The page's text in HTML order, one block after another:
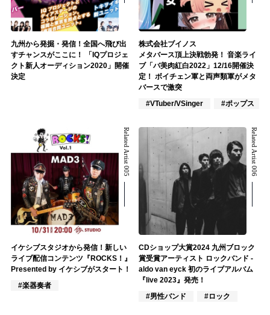
九州から発掘・発信！全国へ飛び出
すチャンスがここに！ 「IQプロジェ
クト新人オーディション2020」開催
決定
株式会社ブイノス
メタバース頂上決戦勃発！ 音楽ライ
ブ「バ美肉紅白2022」12/16開催決
定！ ボイチェン軍と両声類軍がメタ
バースで激突
#VTuber/VSinger
#ポップス
Related Artist 005
イケシブスタジオから発信！新しい
ライブ配信コンテンツ『ROCKS！』
Presented by イケシブがスタート！
#楽器奏者
Related Artist 006
CDショップ大賞2024 九州ブロック
賞受賞アーティスト ロックバンド -
aldo van eyck 初のライブアルバム
『live 2023』発売！
#男性バンド
#ロック